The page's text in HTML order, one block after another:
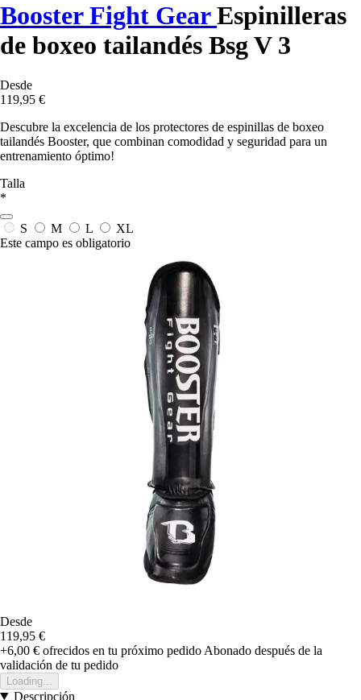
Booster Fight GearEspinilleras
de boxeo tailandés Bsg V 3
Desde
119,95 €
Descubre la excelencia de los protectores de espinillas de boxeo
tailandés Booster, que combinan comodidad y seguridad para un
entrenamiento óptimo!
Talla
*
S M L
XL
Este campo es obligatorio
Desde
119,95 €
+6,00 € ofrecidos en tu próximo pedido Abonado después de la
validación de tu pedido
Loading...
Descripción